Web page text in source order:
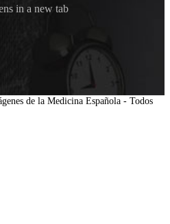
in a new tab
de la Medicina Española - Todos